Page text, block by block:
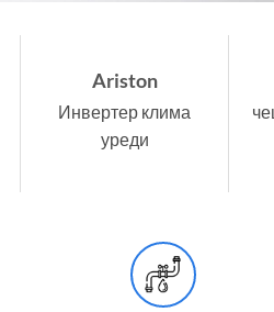
Ariston
Инвертер клима
уреди